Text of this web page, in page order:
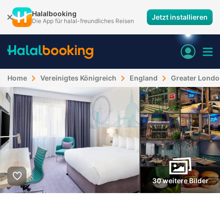
Halalbooking
Die App für halal-freundliches Reisen Jetzt installieren
Home Vereinigtes Königreich England Greater
30 weitere Bilder